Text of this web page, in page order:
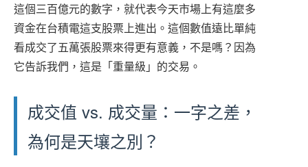
這個三百億元的數字，就代表今天市場上有這麼多
資金在台積電這支股票上進出。這個數值遠比單純
看成交了五萬張股票來得更有意義，不是嗎？因為
它告訴我們，這是「重量級」的交易。
成交值 vs. 成交量：一字之差，
為何是天壤之別？